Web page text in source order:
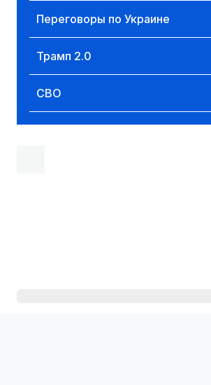
Переговоры по Украине
Трамп 2.0
СВО